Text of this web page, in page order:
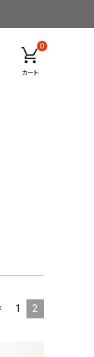
0
カート
1 2